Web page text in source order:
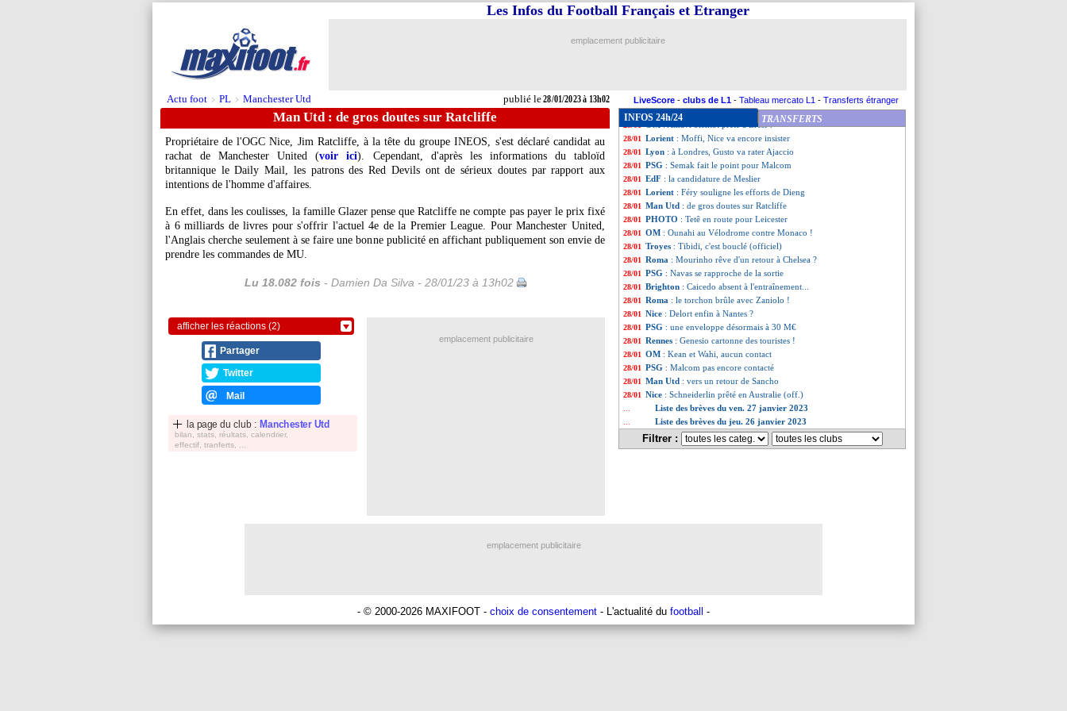
Actu foot > PL > Manchester Utd publié le28/01/2023 à 13h02
Les Infos du Football Français et Etranger
emplacement publicitaire
LiveScore - clubs de L1 - Tableau mercato L1 - Transferts étranger
Man Utd : de gros doutes sur Ratcliffe
Propriétaire de l'OGC Nice, Jim Ratcliffe, à la tête du groupe INEOS, s'est déclaré candidat au
rachat de Manchester United (voir ici). Cependant, d'après les informations du tabloïd
britannique le Daily Mail, les patrons des Red Devils ont de sérieux doutes par rapport aux
intentions de l'homme d'affaires.
En effet, dans les coulisses, la famille Glazer pense que Ratcliffe ne compte pas payer le prix fixé
à 6 milliards de livres pour s'offrir l'actuel 4e de la Premier League. Pour Manchester United,
l'Anglais cherche seulement à se faire une bonne publicité en affichant publiquement son envie de
prendre les commandes de MU.
Lu 18.082 fois - Damien Da Silva - 28/01/23 à 13h02
afficher les réactions (2)
Partager
Twitter
Mail
la page du club : Manchester Utd
bilan, stats, réultats, calendrier,
effectif, tranferts, ...
INFOS 24h/24 TRANSFERTS
28/01 PSG: Kari vers un prêt à Lorient
28/01 L2: sale journée pour les Verts...
28/01 Lyon
28/01 OM: Mbemba choqué par Longoria
28/01 Lyon: Toko-Ekambi revient sur les sifflets
: Amavi bientôt prêté à Brest ?
28/01 Lorient : Moffi, Nice va encore insister
28/01 Lyon : à Londres, Gusto va rater Ajaccio
28/01 PSG : Semak fait le point pour Malcom
28/01 EdF : la candidature de Meslier
28/01 Lorient : Féry souligne les efforts de Dieng
28/01 Man Utd : de gros doutes sur Ratcliffe
28/01 PHOTO : Tetê en route pour Leicester
28/01 OM : Ounahi au Vélodrome contre Monaco !
28/01 Troyes : Tibidi, c'est bouclé (officiel)
28/01 Roma : Mourinho rêve d'un retour à Chelsea ?
28/01 PSG : Navas se rapproche de la sortie
28/01 Brighton : Caicedo absent à l'entraînement...
28/01 Roma : le torchon brûle avec Zaniolo !
28/01 Nice : Delort enfin à Nantes ?
28/01 PSG : une enveloppe désormais à 30 M€
28/01 Rennes : Genesio cartonne des touristes !
28/01 OM : Kean et Wahi, aucun contact
28/01 PSG : Malcom pas encore contacté
28/01 Man Utd : vers un retour de Sancho
28/01 Nice : Schneiderlin prêté en Australie (off.)
Liste des brèves du ven. 27 janvier 2023
Liste des brèves du jeu. 26 janvier 2023
Filtrer :
emplacement publicitaire
emplacement publicitaire
- © 2000-2026 MAXIFOOT - choix de consentement - L'actualité du football -